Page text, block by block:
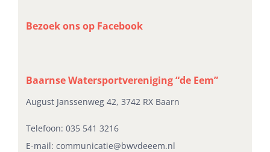
Bezoek ons op Facebook
Baarnse Watersportvereniging “de Eem”
August Janssenweg 42, 3742 RX Baarn
Telefoon:035 541 3216
E-mail:communicatie@bwvdeeem.nl